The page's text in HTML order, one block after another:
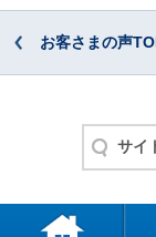
お客さまの声